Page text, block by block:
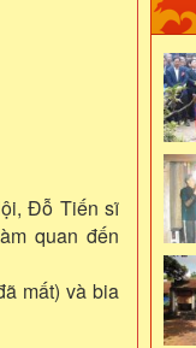
Đỗ Tiến sĩ
quan đến
mất) và bia